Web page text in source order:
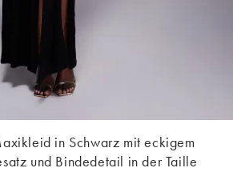
in Schwarz mit eckigem
und Bindedetail in der Taille